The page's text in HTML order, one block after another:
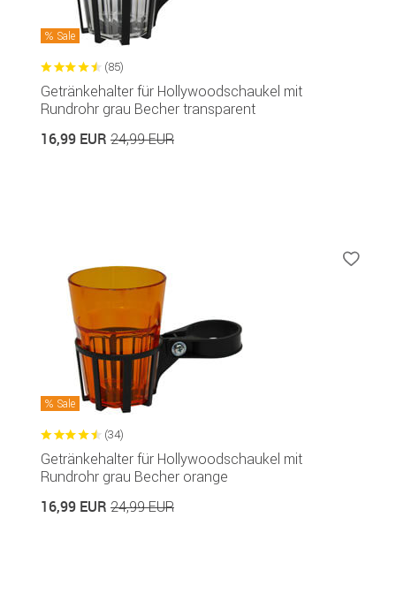
Sale
(85)
Getränkehalter für Hollywoodschaukel mit
Rundrohr grau Becher transparent
16,99 EUR 24,99 EUR
Sale
(34)
Getränkehalter für Hollywoodschaukel mit
Rundrohr grau Becher orange
16,99 EUR 24,99 EUR